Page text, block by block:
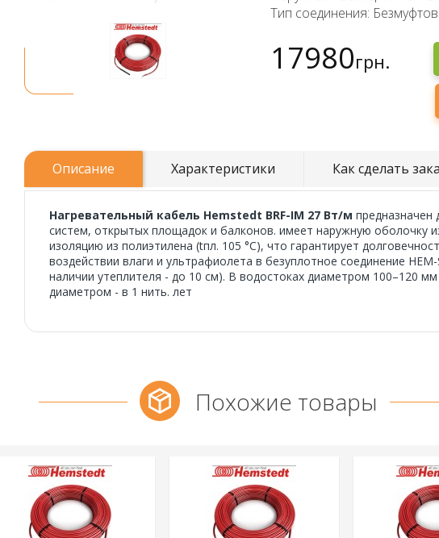
Тип соединения:
17980грн.
Описание Характеристики Как сделать
Нагревательный кабель Hemstedt BRF-IM 27 Вт/м предназначен
систем, открытых площадок и балконов. имеет наружную оболочку
изоляцию из полиэтилена (tпл. 105 °C), что гарантирует
воздействии влаги и ультрафиолета в безуплотное соединение
наличии утеплителя - до 10 см). В водостоках диаметром 100–120
диаметром - в 1 нить. лет
Похожие товары